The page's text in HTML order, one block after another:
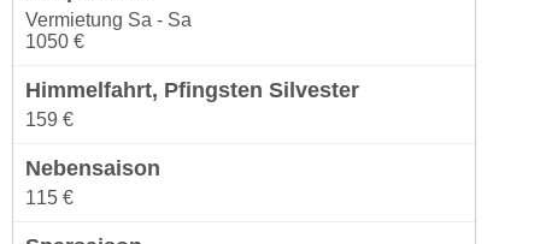
Vermietung Sa - Sa
1050 €
159 €
115 €